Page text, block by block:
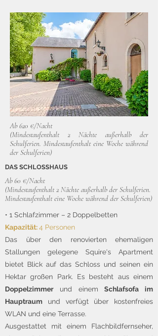
Ab 620 €/Nacht
(Mindestaufenthalt 2 Nächte außerhalb der
Schulferien. Mindestaufenthalt eine Woche während
der Schulferien)
DAS SCHLOSSHAUS
Ab 60 €/Nacht
(Mindestaufenthalt 2 Nächte außerhalb der Schulferien.
Mindestaufenthalt eine Woche während der Schulferien)
• 1 Schlafzimmer – 2 Doppelbetten
Kapazität:4 Personen
Das über den renovierten ehemaligen
Stallungen gelegene Squire's Apartment
bietet Blick auf das Schloss und seinen ein
Hektar großen Park. Es besteht aus einem
Doppelzimmerund einemSchlafsofa im
Hauptraum und verfügt über kostenfreies
WLAN und eine Terrasse.
Ausgestattet mit einem Flachbildfernseher,